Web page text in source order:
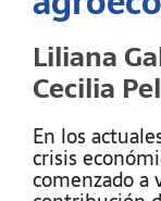
Liliana
Cecilia
En los
crisis
comenzado a